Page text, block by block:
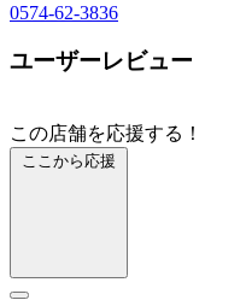
0574-62-3836
ユーザーレビュー
この店舗を応援する！
ここから応援